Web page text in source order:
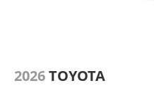
2026TOYOTA